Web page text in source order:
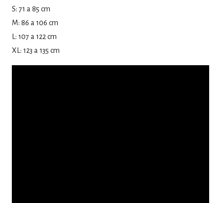
S: 71 a 85 cm
M: 86 a 106 cm
L: 107 a 122 cm
XL: 123 a 135 cm